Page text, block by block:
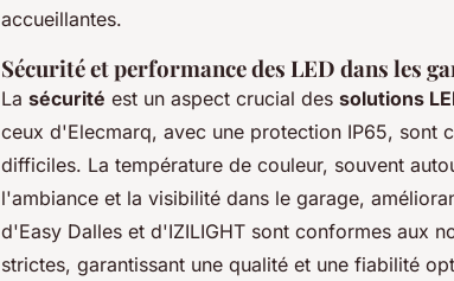
accueillantes.
Sécurité et performance des LED dans les
La sécurité est un aspect crucial des solutions
ceux d'Elecmarq, avec une protection IP65, sont
difficiles. La température de couleur, souvent
l'ambiance et la visibilité dans le garage,
d'Easy Dalles et d'IZILIGHT sont conformes aux
strictes, garantissant une qualité et une fiabilité